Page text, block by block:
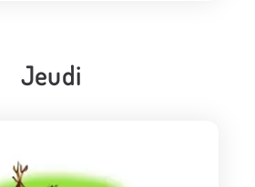
Jeudi